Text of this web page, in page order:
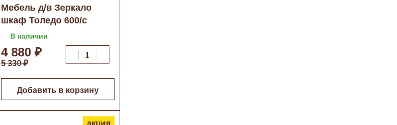
Мебель д/в Зеркало
шкаф Толедо 600/с
(белый) Размер:
800*610*175 о/н
В наличии
4 880 ₽
5 330 ₽
Добавить в корзину
акция